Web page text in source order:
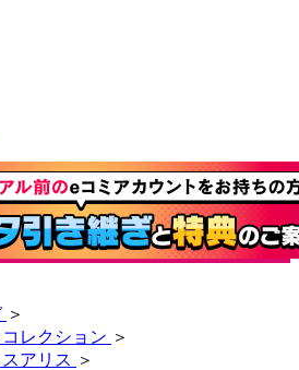
＞
レクション ＞
アリス ＞